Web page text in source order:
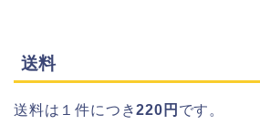
送料
送料は１件につき220円 です。